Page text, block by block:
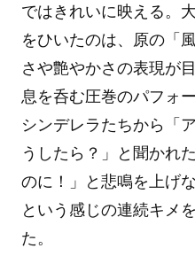
ではきれいに映える。
をひいたのは、原の「
さや艶やかさの表現が
息を呑む圧巻のパフォ
シンデレラたちから「
うしたら？」と聞かれ
のに！」と悲鳴を上げ
という感じの連続キメ
た。